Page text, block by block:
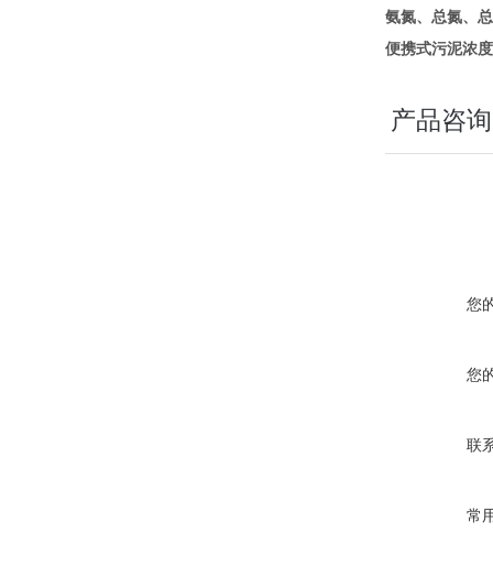
氨氮、总氮、
便携式污泥浓
产品咨询
您
您
联
常